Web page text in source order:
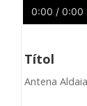
0:00 / 0:00
Títol
Antena